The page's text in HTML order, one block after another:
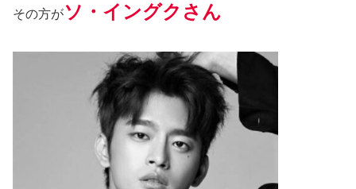
その方がソ・イングクさん